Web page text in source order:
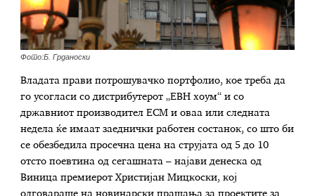
Фото:Б. Грданоски
Владата прави потрошувачко портфолио, кое треба да
го усогласи со дистрибутерот „ЕВН хоум“ и со
државниот производител ЕСМ и оваа или следната
недела ќе имаат заеднички работен состанок, со што би
се обезбедила просечна цена на струјата од 5 до 10
отсто поевтина од сегашната – најави денеска од
Виница премиерот Христијан Мицкоски, кој
одговараше на новинарски прашања за проектите за